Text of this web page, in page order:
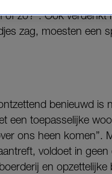
zo?”. Ook verdenkt
zag, moesten een
benieuwd is
een toepasselijke
ons heen komen”.
voldoet in
en opzettelijke